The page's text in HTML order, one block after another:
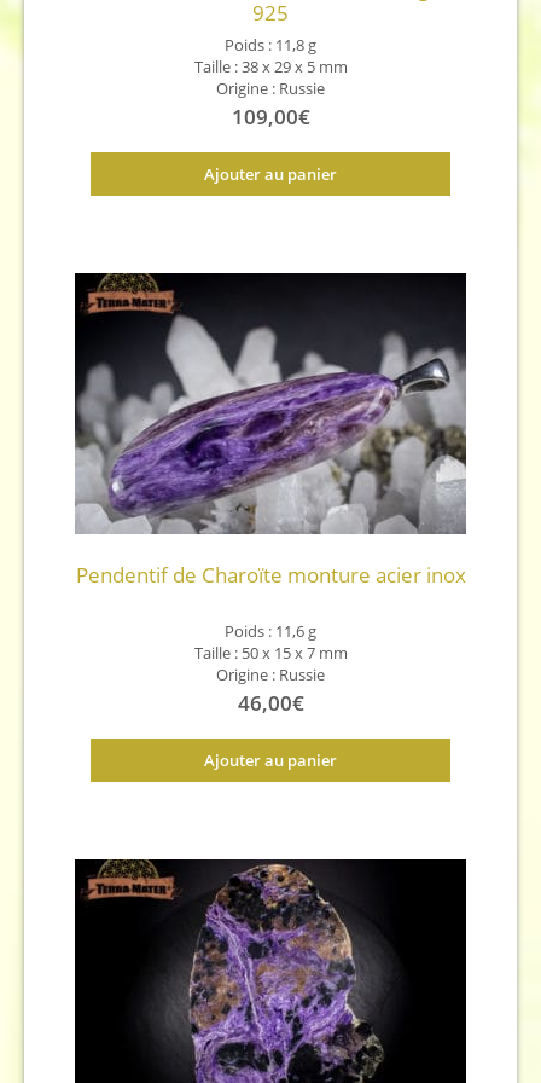
925
Poids : 11,8 g
Taille : 38 x 29 x 5 mm
Origine : Russie
109,00€
Ajouter au panier
Pendentif de Charoïte monture acier inox
Poids : 11,6 g
Taille : 50 x 15 x 7 mm
Origine : Russie
46,00€
Ajouter au panier